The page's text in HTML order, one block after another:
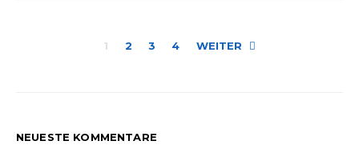
1 2 3 4 WEITER
NEUESTE KOMMENTARE